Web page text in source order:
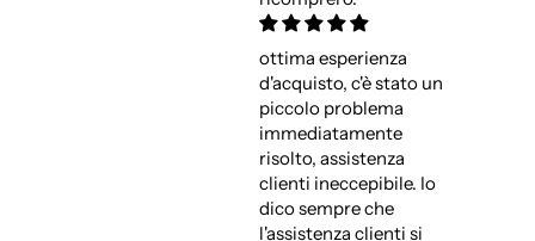
ottima esperienza
d'acquisto, c'è stato un
piccolo problema
immediatamente
risolto, assistenza
clienti ineccepibile. Io
dico sempre che
l'assistenza clienti si